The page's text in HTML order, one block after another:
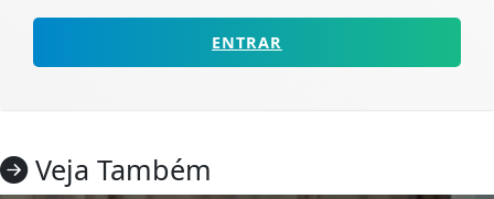
ENTRAR
Veja Também